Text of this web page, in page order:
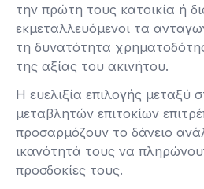
την πρώτη τους κατοικία ή
εκμεταλλευόμενοι τα
τη δυνατότητα
της αξίας του ακινήτου.
Η ευελιξία επιλογής μεταξύ
μεταβλητών επιτοκίων
προσαρμόζουν το δάνειο
ικανότητά τους να
προσδοκίες τους.